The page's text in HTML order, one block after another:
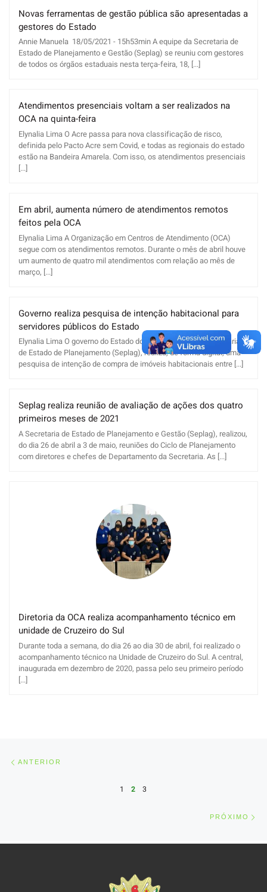
Novas ferramentas de gestão pública são apresentadas a
gestores do Estado
Annie Manuela 18/05/2021 - 15h53min A equipe da Secretaria de
Estado de Planejamento e Gestão (Seplag) se reuniu com gestores
de todos os órgãos estaduais nesta terça-feira, 18, [...]
Atendimentos presenciais voltam a ser realizados na
OCA na quinta-feira
Elynalia Lima O Acre passa para nova classificação de risco,
definida pelo Pacto Acre sem Covid, e todas as regionais do estado
estão na Bandeira Amarela. Com isso, os atendimentos presenciais
[...]
Em abril, aumenta número de atendimentos remotos
feitos pela OCA
Elynalia Lima A Organização em Centros de Atendimento (OCA)
segue com os atendimentos remotos. Durante o mês de abril houve
um aumento de quatro mil atendimentos com relação ao mês de
março, [...]
Governo realiza pesquisa de intenção habitacional para
servidores públicos do Estado
Elynalia Lima O governo do Estado do Acre, por meio da Secretaria
de Estado de Planejamento (Seplag), realiza, de forma digital, uma
pesquisa de intenção de compra de imóveis habitacionais entre [...]
Seplag realiza reunião de avaliação de ações dos quatro
primeiros meses de 2021
A Secretaria de Estado de Planejamento e Gestão (Seplag), realizou,
do dia 26 de abril a 3 de maio, reuniões do Ciclo de Planejamento
com diretores e chefes de Departamento da Secretaria. As [...]
Diretoria da OCA realiza acompanhamento técnico em
unidade de Cruzeiro do Sul
Durante toda a semana, do dia 26 ao dia 30 de abril, foi realizado o
acompanhamento técnico na Unidade de Cruzeiro do Sul. A central,
inaugurada em dezembro de 2020, passa pelo seu primeiro período
[...]
ANTERIOR
1 2 3
PRÓXIMO